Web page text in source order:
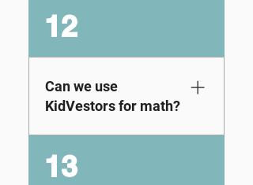
on the learner.
Parents and
educators can
preview the exact
lessons assigned to
their student by
signing up for the
Discovery Pass free
trial and logging into
绝对是。KidVestors
的课程实际上超出了
还教授学生创业精
神，并专注于跨多种
12
Can we use
KidVestors for math?
Our curriculum is not
only fully aligned with
13